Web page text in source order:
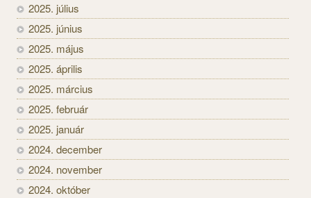
2025. július
2025. június
2025. május
2025. április
2025. március
2025. február
2025. január
2024. december
2024. november
2024. október